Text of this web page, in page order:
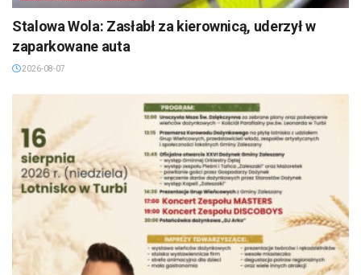
Stalowa Wola: Zasłabł za kierownicą, uderzył w
zaparkowane auta
2026-08-07